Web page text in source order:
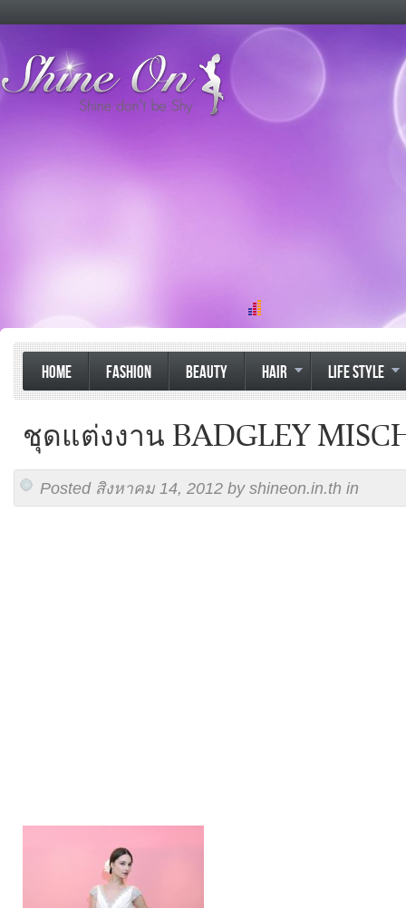
HOME FASHION BEAUTY HAIR LIFE STYLE
ชุดแต่งงาน BADGLEY
Posted สิงหาคม 14, 2012 by shineon.in.th in